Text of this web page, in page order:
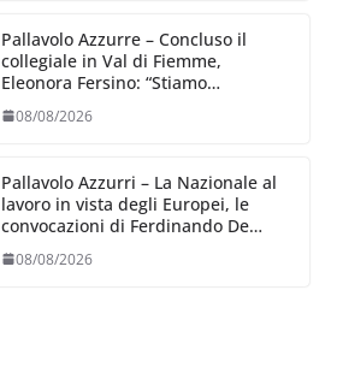
Pallavolo Azzurre – Concluso il
collegiale in Val di Fiemme,
Eleonora Fersino: “Stiamo
dove poter migliorare”.
08/08/2026
Pallavolo Azzurri – La Nazionale al
lavoro in vista degli Europei, le
convocazioni di Ferdinando De
08/08/2026